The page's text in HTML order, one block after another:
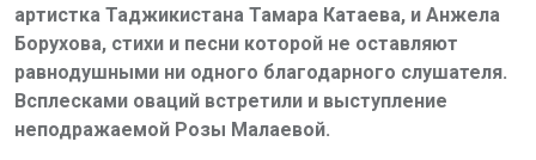
артистка Таджикистана Тамара Катаева, и Анжела
Борухова, стихи и песни которой не оставляют
равнодушными ни одного благодарного слушателя.
Всплесками оваций встретили и выступление
неподражаемой Розы Малаевой.